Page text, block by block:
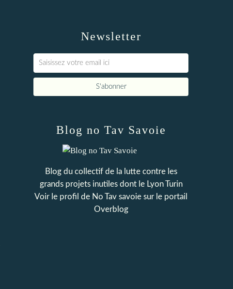
Newsletter
Blog no Tav Savoie
Blog du collectif de la lutte contre les
grands projets inutiles dont le Lyon Turin
Voir le profil de No Tav savoie sur le portail
Overblog